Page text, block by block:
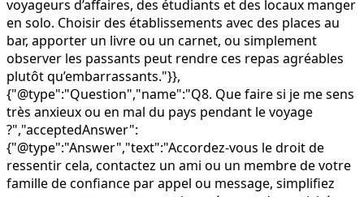
voyageurs d’affaires, des étudiants et des locaux manger
en solo. Choisir des établissements avec des places au
bar, apporter un livre ou un carnet, ou simplement
observer les passants peut rendre ces repas agréables
plutôt qu’embarrassants."}},
{"@type":"Question","name":"Q8. Que faire si je me sens
très anxieux ou en mal du pays pendant le voyage
?","acceptedAnswer":
{"@type":"Answer","text":"Accordez-vous le droit de
ressentir cela, contactez un ami ou un membre de votre
famille de confiance par appel ou message, simplifiez